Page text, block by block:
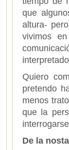
que
altura-
vivimos
Quiero
pretendo
menos
que la
De la